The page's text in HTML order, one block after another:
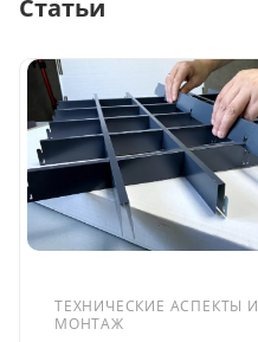
Статьи
ТЕХНИЧЕСКИЕ АСПЕКТЫ И
МОНТАЖ